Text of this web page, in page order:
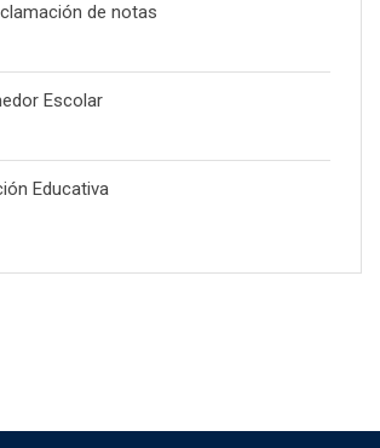
de notas
Escolar
Educativa